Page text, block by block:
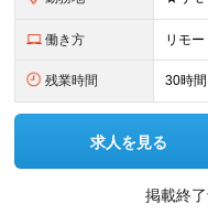
働き方 リモ
残業時間 30時
求人を見る
掲載終了